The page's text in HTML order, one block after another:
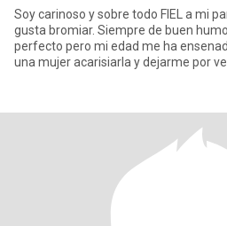
Soy carinoso y sobre todo FIEL a mi
gusta bromiar. Siempre de buen
perfecto pero mi edad me ha
una mujer acarisiarla y dejarme por